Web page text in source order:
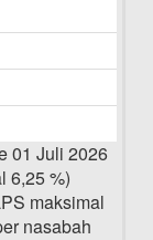
01 Juli 2026
6,25 %)
maksimal
nasabah